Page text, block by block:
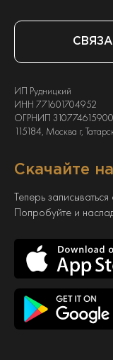
ИП Рудницкий
ИНН 771601704952
ОГРНИП
115184, Москва г,
Скачайте
Теперь
Попробуйте и